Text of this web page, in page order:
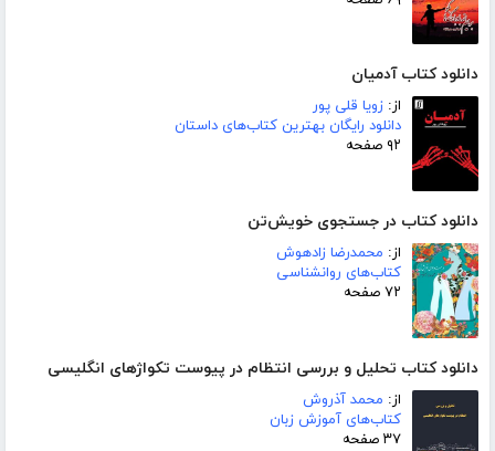
دانلود کتاب آدمیان
از: زویا قلی پور
دانلود رایگان بهترین کتاب‌های داستان
۹۲ صفحه
دانلود کتاب در جستجوی خویش‌تن
از: محمدرضا زادهوش
کتاب‌های روانشناسی
۷۲ صفحه
دانلود کتاب تحلیل و بررسی انتظام در پیوست تکواژهای انگلیسی
از: محمد آذروش
کتاب‌های آموزش زبان
۳۷ صفحه